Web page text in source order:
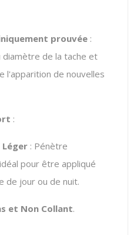
prouvée :
diamètre de la tache et
l'apparition de nouvelles
:
: Pénètre
pour être appliqué
de jour ou de nuit.
et Non Collant.